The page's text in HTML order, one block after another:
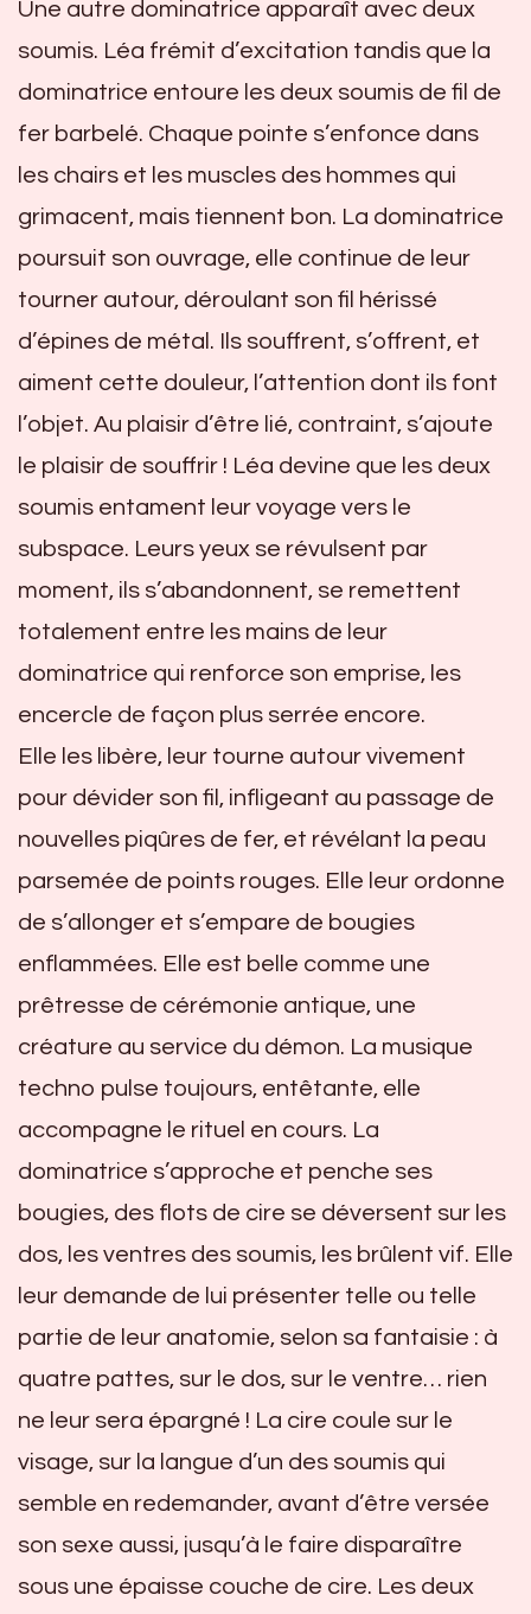
Une autre dominatrice apparaît avec deux
soumis. Léa frémit d’excitation tandis que la
dominatrice entoure les deux soumis de fil de
fer barbelé. Chaque pointe s’enfonce dans
les chairs et les muscles des hommes qui
grimacent, mais tiennent bon. La dominatrice
poursuit son ouvrage, elle continue de leur
tourner autour, déroulant son fil hérissé
d’épines de métal. Ils souffrent, s’offrent, et
aiment cette douleur, l’attention dont ils font
l’objet. Au plaisir d’être lié, contraint, s’ajoute
le plaisir de souffrir ! Léa devine que les deux
soumis entament leur voyage vers le
subspace. Leurs yeux se révulsent par
moment, ils s’abandonnent, se remettent
totalement entre les mains de leur
dominatrice qui renforce son emprise, les
encercle de façon plus serrée encore.
Elle les libère, leur tourne autour vivement
pour dévider son fil, infligeant au passage de
nouvelles piqûres de fer, et révélant la peau
parsemée de points rouges. Elle leur ordonne
de s’allonger et s’empare de bougies
enflammées. Elle est belle comme une
prêtresse de cérémonie antique, une
créature au service du démon. La musique
techno pulse toujours, entêtante, elle
accompagne le rituel en cours. La
dominatrice s’approche et penche ses
bougies, des flots de cire se déversent sur les
dos, les ventres des soumis, les brûlent vif. Elle
leur demande de lui présenter telle ou telle
partie de leur anatomie, selon sa fantaisie : à
quatre pattes, sur le dos, sur le ventre… rien
ne leur sera épargné ! La cire coule sur le
visage, sur la langue d’un des soumis qui
semble en redemander, avant d’être versée
son sexe aussi, jusqu’à le faire disparaître
sous une épaisse couche de cire. Les deux